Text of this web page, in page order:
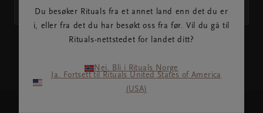
Du besøker Rituals fra et annet land enn det du er
i, eller fra det du har besøkt oss fra før. Vil du gå til
Rituals-nettstedet for landet ditt?
Nei. Bli i Rituals Norge
Ja. Fortsett til Rituals United States of America
(USA)